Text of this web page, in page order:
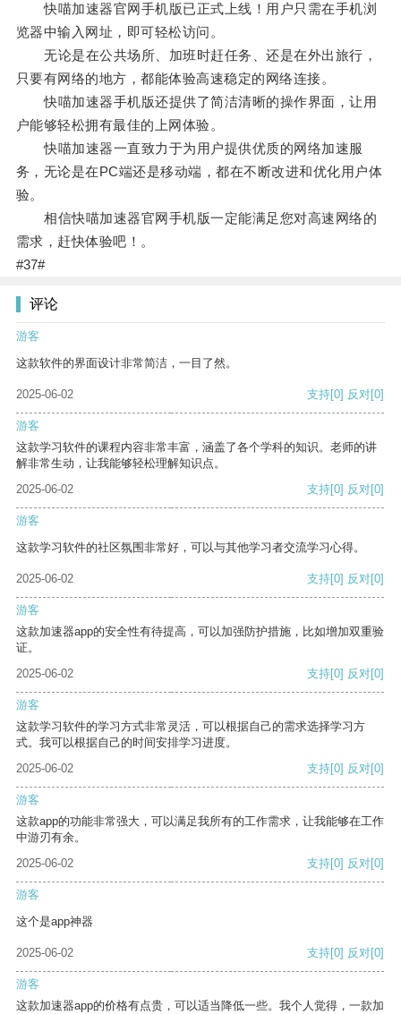
快喵加速器官网手机版已正式上线！用户只需在手机浏
览器中输入网址，即可轻松访问。
无论是在公共场所、加班时赶任务、还是在外出旅行，
只要有网络的地方，都能体验高速稳定的网络连接。
快喵加速器手机版还提供了简洁清晰的操作界面，让用
户能够轻松拥有最佳的上网体验。
快喵加速器一直致力于为用户提供优质的网络加速服
务，无论是在PC端还是移动端，都在不断改进和优化用户体
验。
相信快喵加速器官网手机版一定能满足您对高速网络的
需求，赶快体验吧！。
#37#
评论
游客
这款软件的界面设计非常简洁，一目了然。
2025-06-02 支持[0] 反对[0]
游客
这款学习软件的课程内容非常丰富，涵盖了各个学科的知识。老师的讲
解非常生动，让我能够轻松理解知识点。
2025-06-02
支持[0] 反对[0]
游客
这款学习软件的社区氛围非常好，可以与其他学习者交流学习心得。
2025-06-02 支持[0] 反对[0]
游客
这款加速器app的安全性有待提高，可以加强防护措施，比如增加双重验
证。
2025-06-02
支持[0] 反对[0]
游客
这款学习软件的学习方式非常灵活，可以根据自己的需求选择学习方
式。我可以根据自己的时间安排学习进度。
2025-06-02
支持[0] 反对[0]
游客
这款app的功能非常强大，可以满足我所有的工作需求，让我能够在工作
中游刃有余。
2025-06-02
支持[0] 反对[0]
游客
这个是app神器
2025-06-02 支持[0] 反对[0]
游客
这款加速器app的价格有点贵，可以适当降低一些。我个人觉得，一款加